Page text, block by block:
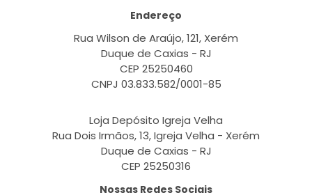
Endereço
Rua Wilson de Araújo, 121, Xerém
Duque de Caxias - RJ
CEP 25250460
CNPJ 03.833.582/0001-85
Loja Depósito Igreja Velha
Rua Dois Irmãos, 13, Igreja Velha - Xerém
Duque de Caxias - RJ
CEP 25250316
Nossas Redes Sociais